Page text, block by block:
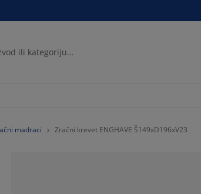
madraci Zračni krevet ENGHAVE Š149xD196xV23